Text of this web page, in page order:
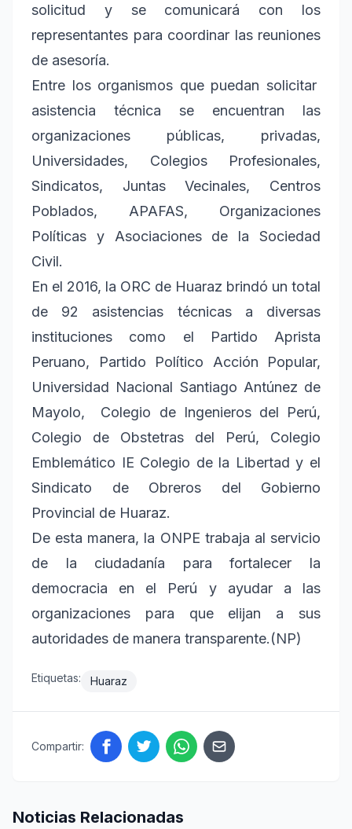
solicitud y se comunicará con los
representantes para coordinar las reuniones
de asesoría.
Entre los organismos que puedan solicitar
asistencia técnica se encuentran las
organizaciones públicas, privadas,
Universidades, Colegios Profesionales,
Sindicatos, Juntas Vecinales, Centros
Poblados, APAFAS, Organizaciones
Políticas y Asociaciones de la Sociedad
Civil.
En el 2016, la ORC de Huaraz brindó un total
de 92 asistencias técnicas a diversas
instituciones como el Partido Aprista
Peruano, Partido Político Acción Popular,
Universidad Nacional Santiago Antúnez de
Mayolo, Colegio de Ingenieros del Perú,
Colegio de Obstetras del Perú, Colegio
Emblemático IE Colegio de la Libertad y el
Sindicato de Obreros del Gobierno
Provincial de Huaraz.
De esta manera, la ONPE trabaja al servicio
de la ciudadanía para fortalecer la
democracia en el Perú y ayudar a las
organizaciones para que elijan a sus
autoridades de manera transparente.(NP)
Etiquetas: Huaraz
Compartir:
Noticias Relacionadas